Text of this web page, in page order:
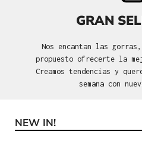
GRAN
Nos encantan las
propuesto ofrecerte la
Creamos tendencias y
semana con
Omitir la galería de productos
NEW IN!